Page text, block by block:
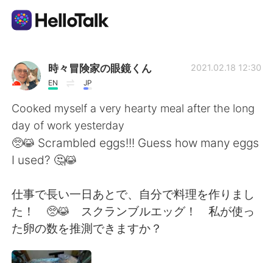
Appli d'échange linguistique
AI Grammar Checker
Français
繁體中文 Español
時々冒険家の眼鏡くん
EN JP
2021.02.18 12:30
Cooked myself a very hearty meal after the long
day of work yesterday
🥺😹 Scrambled eggs!!! Guess how many eggs
I used? 🤔😹
仕事で長い一日あとで、自分で料理を作りまし
た！ 🥺😹 スクランブルエッグ！ 私が使っ
た卵の数を推測できますか？